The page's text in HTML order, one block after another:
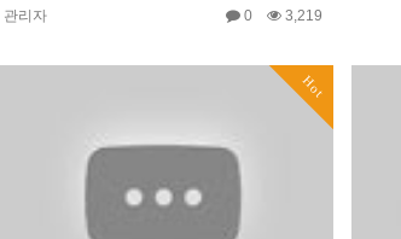
관리자 0 3,219
Hot